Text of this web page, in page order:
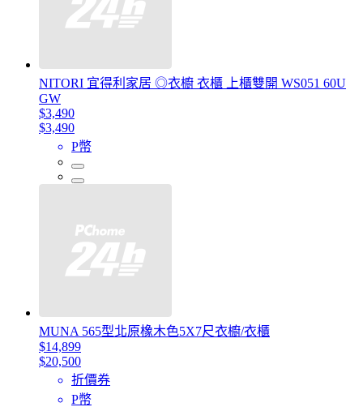
NITORI 宜得利家居 ◎衣櫥 衣櫃 上櫃雙開 WS051 60U
GW
$3,490
$3,490
P幣
MUNA 565型北原橡木色5X7尺衣櫥/衣櫃
$14,899
$20,500
折價券
P幣